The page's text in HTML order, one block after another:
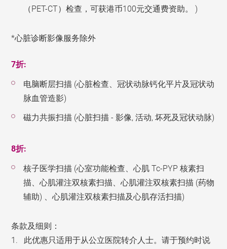
（PET-CT）检查，可获港币100元交通费资助。 )
*心脏诊断影像服务除外
7折:
电脑断层扫描 (心脏检查、冠状动脉钙化平片及冠状动
脉血管造影)
磁力共振扫描 (心脏扫描 - 影像, 活动, 坏死及冠状动脉)
8折:
核子医学扫描 (心室功能检查、心肌 Tc-PYP 核素扫
描、心肌灌注双核素扫描、心肌灌注双核素扫描 (药物
辅助) 、心肌灌注双核素扫描及心肌存活扫描)
条款及细则：
1. 此优惠只适用于从公立医院转介人士。请于预约时说